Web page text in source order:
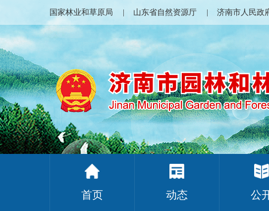
国家林业和草原局 山东省自然资源厅 济南市人民政
首页 动态 公